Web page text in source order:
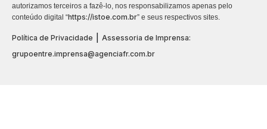
autorizamos terceiros a fazê-lo, nos responsabilizamos apenas pelo
conteúdo digital “https://istoe.com.br” e seus respectivos sites.
Política de Privacidade
Assessoria de Imprensa:
grupoentre.imprensa@agenciafr.com.br